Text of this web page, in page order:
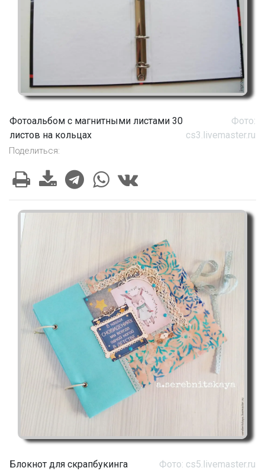
Фотоальбом с магнитными листами 30
листов на кольцах
Фото:
cs3.livemaster.ru
Поделиться:
Блокнот для скрапбукинга Фото: cs5.livemaster.ru